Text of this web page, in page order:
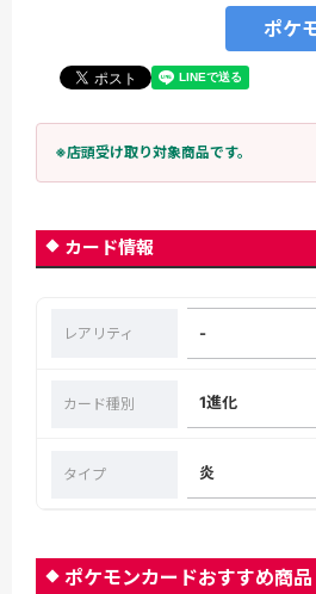
ポケ
※店頭受け取り対象商品です。
カード情報
レアリティ -
カード種別 1進化
タイプ 炎
ポケモンカードおすすめ商品